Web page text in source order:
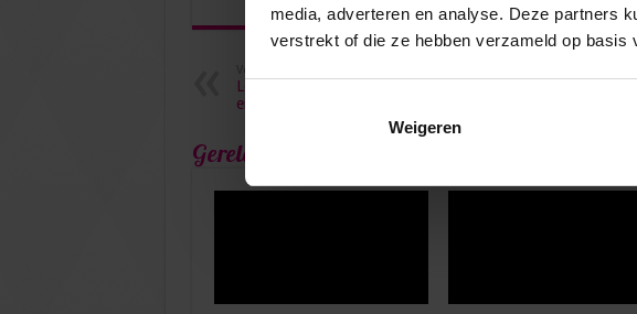
media, adverteren en analyse. Deze partners
verstrekt of die ze hebben verzameld op basis
Weigeren
Leer ‘nee’ zeggen tegen de ander
en ‘ja’ tegen jezelf
Gerelateerde Artikelen